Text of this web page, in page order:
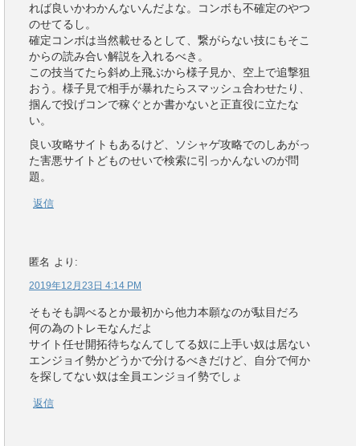
れば良いかわかんないんだよな。コンボも不確定のやつ
のせてるし。
確定コンボは当然載せるとして、繋がらない技にもそこ
からの読み合い解説を入れるべき。
この技当てたら斜め上飛ぶから様子見か、空上で追撃狙
おう。様子見で相手が暴れたらスマッシュ合わせたり、
掴んで投げコンで稼ぐとか書かないと正直役に立たな
い。
良い攻略サイトもあるけど、ソシャゲ攻略でのしあがっ
た害悪サイトどものせいで検索に引っかんないのが問
題。
返信
匿名 より:
2019年12月23日 4:14 PM
そもそも調べるとか最初から他力本願なのが駄目だろ
何の為のトレモなんだよ
サイト任せ開拓待ちなんてしてる奴に上手い奴は居ない
エンジョイ勢かどうかで分けるべきだけど、自分で何か
を探してない奴は全員エンジョイ勢でしょ
返信